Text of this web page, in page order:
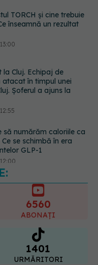
la Cluj. Echipaj de
atacat în timpul unei
Șoferul a ajuns la
să numărăm caloriile ca
se schimbă în era
GLP-1
Cătălina Poiană (CMR),
după ambulanța
Fake news-ul nu
6560
ABONAȚI
1401
URMĂRITORI